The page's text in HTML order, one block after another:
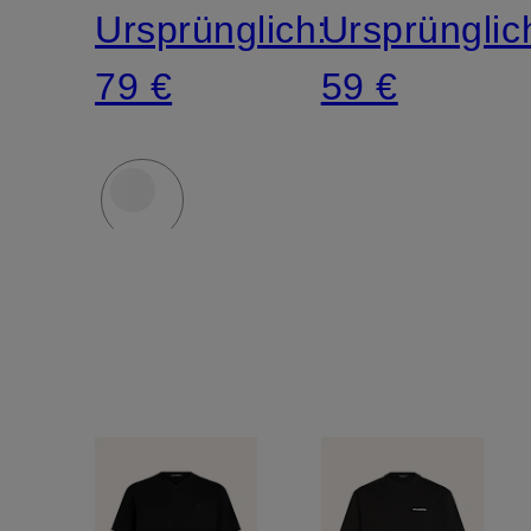
Ursprünglich:
79 €
59 €